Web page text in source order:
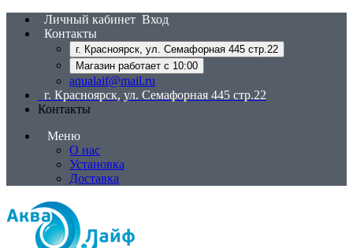
Личный кабинет Вход
Контакты
г. Красноярск, ул. Семафорная 445 стр.22
Магазин работает с 10:00
aqualaif@mail.ru
г. Красноярск, ул. Семафорная 445 стр.22
Контакты
Меню
О нас
Установка
Доставка